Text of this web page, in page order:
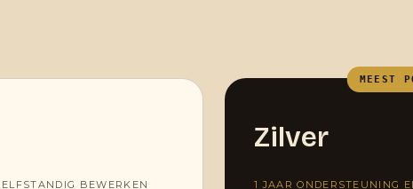
BEWERKEN
MEEST
Zilver
1 JAAR ONDERSTEUNING